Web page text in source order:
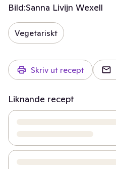
Bild:Sanna Livijn Wexell
Vegetariskt
Skriv ut recept
Liknande recept